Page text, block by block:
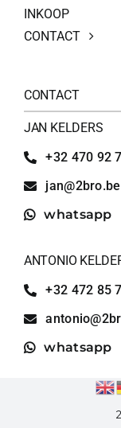
INKOOP
CONTACT
CONTACT
JAN KELDERS
+32 470 92
jan@2bro.be
whatsapp
ANTONIO
+32 472 85
whatsapp